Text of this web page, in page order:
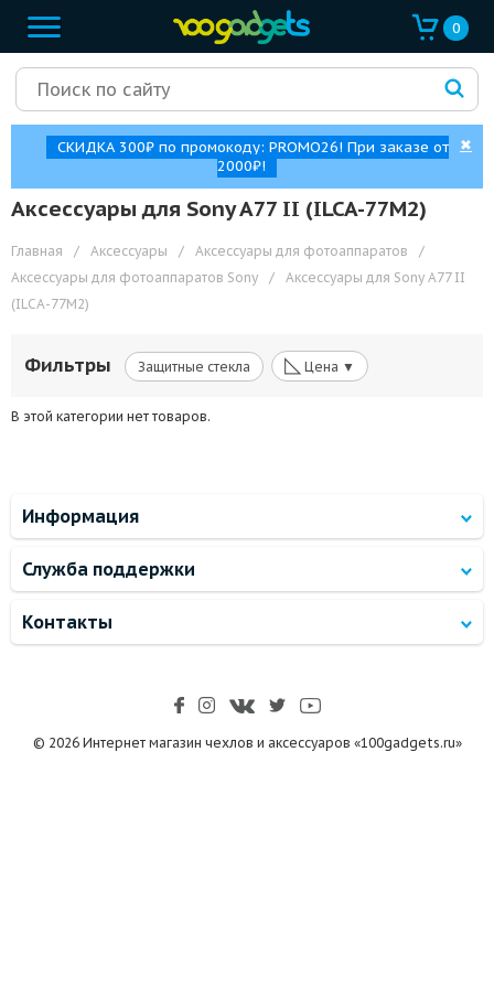
0
СКИДКА 300₽ по промокоду: PROMO26! При заказе от
2000₽!
✖
Аксессуары для Sony A77 II (ILCA-77M2)
Главная / Аксессуары / Аксессуары для фотоаппаратов
/
Аксессуары для фотоаппаратов Sony
/
Аксессуары для Sony A77 II
(ILCA-77M2)
Фильтры Защитные стекла ◺ Цена ▼
В этой категории нет товаров.
Информация
Служба поддержки
Контакты
© 2026 Интернет магазин чехлов и аксессуаров «100gadgets.ru»